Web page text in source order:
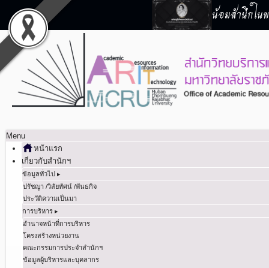
น้อมสำนึกใน
Menu
หน้าแรก
เกี่ยวกับสำนักฯ
ข้อมูลทั่วไป ▸
ปรัชญา /วิสัยทัศน์ /พันธกิจ
ประวัติความเป็นมา
การบริหาร ▸
อำนาจหน้าที่การบริหาร
โครงสร้างหน่วยงาน
คณะกรรมการประจำสำนักฯ
ข้อมูลผู้บริหารและบุคลากร